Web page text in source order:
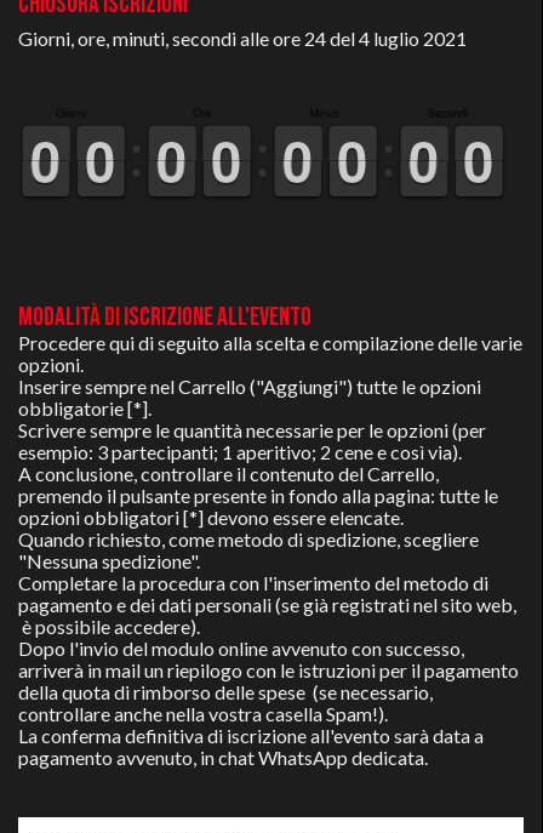
Giorni, ore, minuti, secondi alle ore 24 del 4 luglio 2021
9
9
0
0 9
9
0
0 9
9
0
0 9
9
0
0 9
9
0
0 9
9
0
0 9
9
0
0 9
9
0
0
MODALITÀ DIISCRIZIONE ALL'EVENTO
Procedere qui di seguito alla scelta e compilazione delle varie
opzioni.
Inserire sempre nelCarrello ("Aggiungi") tutte le opzioni
obbligatorie [*].
Scrivere sempre le quantità necessarie per le opzioni (per
esempio: 3 partecipanti; 1 aperitivo; 2 cene e così via).
A conclusione, controllare il contenuto del Carrello,
premendo il pulsante presente in fondo alla pagina: tutte le
opzioni obbligatori [*] devono essere elencate.
Quando richiesto, come metodo di spedizione, scegliere
"Nessuna spedizione".
Completare la procedura con l'inserimento del metodo di
pagamento e dei dati personali (se già registrati nel sito web,
è possibile accedere).
Dopo l'invio del modulo online avvenuto con successo,
arriverà in mail un riepilogo con le istruzioni per il pagamento
della quota di rimborso delle spese (se necessario,
controllare anche nella vostra casella Spam!).
La conferma definitiva di iscrizione all'evento sarà data a
pagamento avvenuto, in chat WhatsApp dedicata.